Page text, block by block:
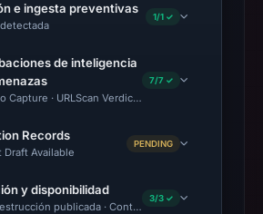
e ingesta preventivas
1/1 ✓
de inteligencia
Capture · URLScan Verdict · VirusTotal · Google
7/7 ✓
Records
Draft Available
PENDING
y disponibilidad
publicada · Content Observed
3/3 ✓